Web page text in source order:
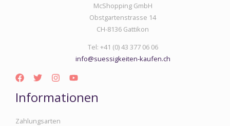
McShopping GmbH
Obstgartenstrasse 14
CH-8136 Gattikon
Tel: +41 (0) 43 377 06 06
info@suessigkeiten-kaufen.ch
Informationen
Zahlungsarten